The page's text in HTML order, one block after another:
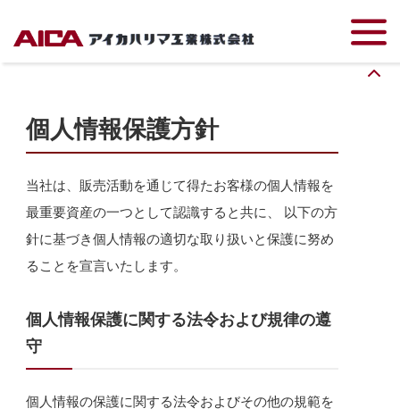
TOP 会社案内
個人情報保護方針
当社は、販売活動を通じて得たお客様の個人情報を
最重要資産の一つとして認識すると共に、 以下の方
針に基づき個人情報の適切な取り扱いと保護に努め
ることを宣言いたします。
個人情報保護に関する法令および規律の遵
守
個人情報の保護に関する法令およびその他の規範を